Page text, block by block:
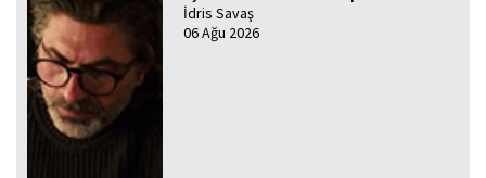
İdris Savaş
06 Ağu 2026